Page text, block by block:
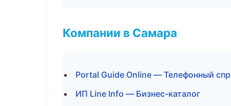
Компании в Самара
Portal Guide Online — Телефонный
ИП Line Info — Бизнес-каталог